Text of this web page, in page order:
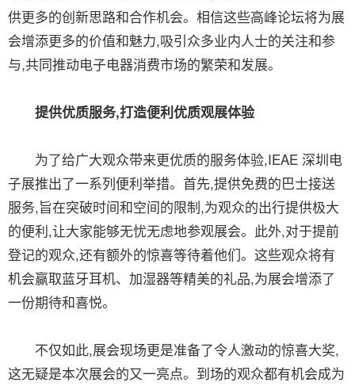
供更多的创新思路和合作机会。相信这些高峰论坛将为展
会增添更多的价值和魅力,吸引众多业内人士的关注和参
与,共同推动电子电器消费市场的繁荣和发展。
提供优质服务,打造便利优质观展体验
为了给广大观众带来更优质的服务体验,IEAE 深圳电
子展推出了一系列便利举措。首先,提供免费的巴士接送
服务,旨在突破时间和空间的限制,为观众的出行提供极大
的便利,让大家能够无忧无虑地参观展会。此外,对于提前
登记的观众,还有额外的惊喜等待着他们。这些观众将有
机会赢取蓝牙耳机、加湿器等精美的礼品,为展会增添了
一份期待和喜悦。
不仅如此,展会现场更是准备了令人激动的惊喜大奖,
这无疑是本次展会的又一亮点。到场的观众都有机会成为